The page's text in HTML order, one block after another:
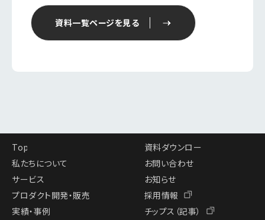
資料一覧ページを見る
Top
私たちについて
サービス
プロダクト開発・販売
実績・事例
資料ダウンロー
ド
お問い合わせ
お知らせ
採用情報
チップス（記事）